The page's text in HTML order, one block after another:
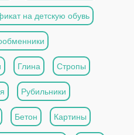
на детскую обувь
Глина Стропы
Рубильники
Бетон Картины